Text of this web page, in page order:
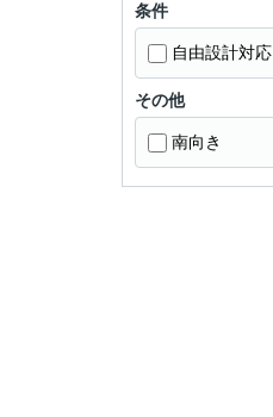
条件
自由設計対応
その他
南向き